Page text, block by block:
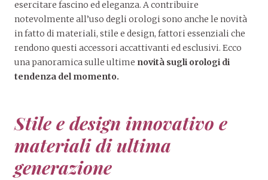
esercitare fascino ed eleganza. A contribuire
notevolmente all’uso degli orologi sono anche le novità
in fatto di materiali, stile e design, fattori essenziali che
rendono questi accessori accattivanti ed esclusivi. Ecco
una panoramica sulle ultime novità sugli orologi di
tendenza del momento.
Stile e design innovativo e
materiali di ultima
generazione